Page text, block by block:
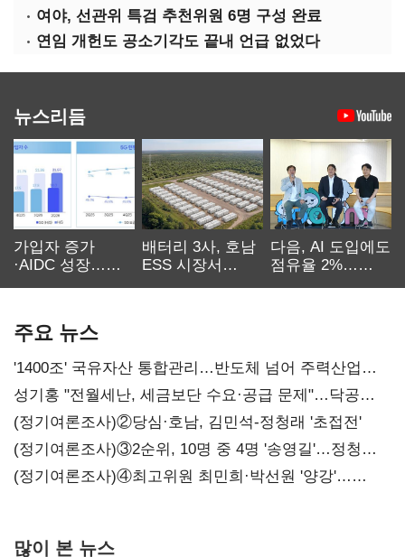
여야, 선관위 특검 추천위원 6명 구성 완료
연임 개헌도 공소기각도 끝내 언급 없었다
뉴스리듬
가입자 증가
·AIDC 성장…
배터리 3사, 호남
ESS 시장서
다음, AI 도입에도
점유율 2%…
주요 뉴스
'1400조' 국유자산 통합관리…반도체 넘어 주력산업
구조혁신
성기홍 "전월세난, 세금보단 수요·공급 문제"…닥공
시사
(정기여론조사)②당심·호남, 김민석-정청래 '초접전'
(정기여론조사)③2순위, 10명 중 4명 '송영길'…정청래
'한 자릿수'
(정기여론조사)④최고위원 최민희·박선원 '양강'…
많이 본 뉴스